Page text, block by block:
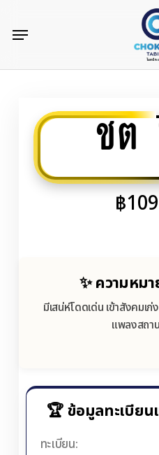
content
Menu
ชต
฿
✨ ความหม
มีเสน่ห์โดดเด่น เข้าสังคมเ
แพลงสถา
🏆 ข้อมูลทะเบีย
ทะเบียน: